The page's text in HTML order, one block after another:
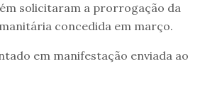
solicitaram a prorrogação da
concedida em março.
em manifestação enviada ao